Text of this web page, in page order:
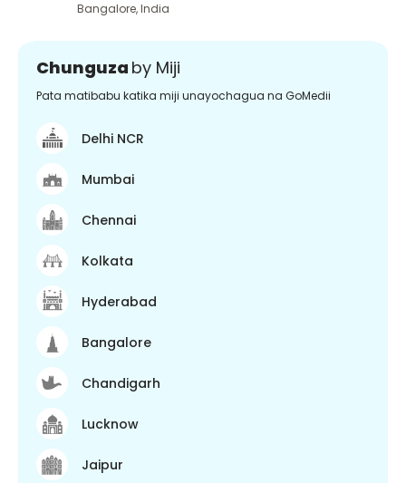
Bangalore,India
Chunguza by Miji
Pata matibabu katika miji unayochagua na GoMedii
Delhi NCR
Mumbai
Chennai
Kolkata
Hyderabad
Bangalore
Chandigarh
Lucknow
Jaipur